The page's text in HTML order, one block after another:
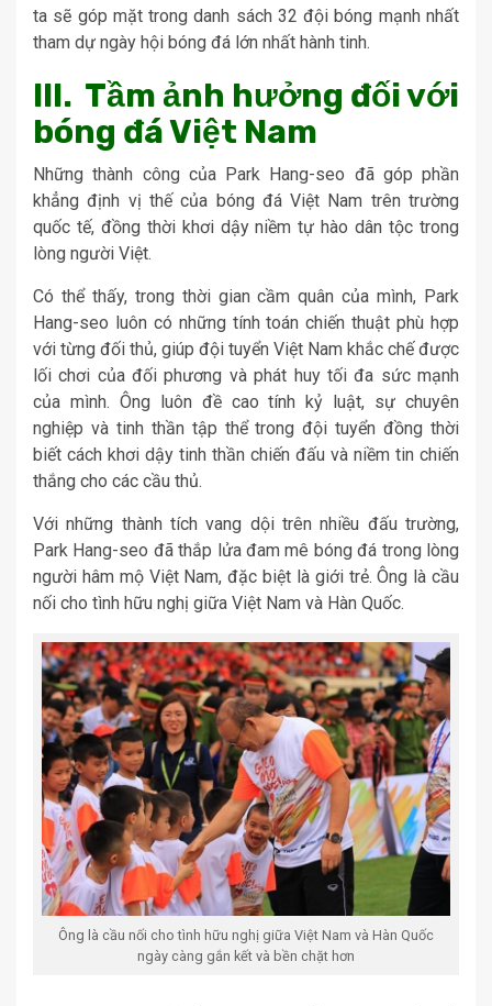
ta sẽ góp mặt trong danh sách 32 đội bóng mạnh nhất
tham dự ngày hội bóng đá lớn nhất hành tinh.
III. Tầm ảnh hưởng đối với
bóng đá Việt Nam
Những thành công của Park Hang-seo đã góp phần
khẳng định vị thế của bóng đá Việt Nam trên trường
quốc tế, đồng thời khơi dậy niềm tự hào dân tộc trong
lòng người Việt.
Có thể thấy, trong thời gian cầm quân của mình, Park
Hang-seo luôn có những tính toán chiến thuật phù hợp
với từng đối thủ, giúp đội tuyển Việt Nam khắc chế được
lối chơi của đối phương và phát huy tối đa sức mạnh
của mình. Ông luôn đề cao tính kỷ luật, sự chuyên
nghiệp và tinh thần tập thể trong đội tuyển đồng thời
biết cách khơi dậy tinh thần chiến đấu và niềm tin chiến
thắng cho các cầu thủ.
Với những thành tích vang dội trên nhiều đấu trường,
Park Hang-seo đã thắp lửa đam mê bóng đá trong lòng
người hâm mộ Việt Nam, đặc biệt là giới trẻ. Ông là cầu
nối cho tình hữu nghị giữa Việt Nam và Hàn Quốc.
Ông là cầu nối cho tình hữu nghị giữa Việt Nam và Hàn Quốc
ngày càng gắn kết và bền chặt hơn